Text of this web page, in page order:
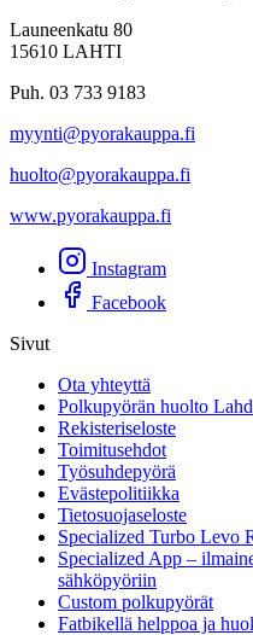
Launeenkatu 80
15610 LAHTI
Puh. 03 733 9183
myynti@pyorakauppa.fi
huolto@pyorakauppa.fi
www.pyorakauppa.fi
Instagram
Facebook
Sivut
Ota yhteyttä
Polkupyörän huolto
Rekisteriseloste
Toimitusehdot
Työsuhdepyörä
Evästepolitiikka
Tietosuojaseloste
Specialized Turbo Levo
Specialized App –
sähköpyöriin
Custom polkupyörät
Fatbikellä helppoa ja